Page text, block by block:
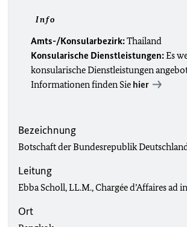
Info
Amts-/Konsularbezirk:Thailand
Konsularische Dienstleistungen:Es
konsularische Dienstleistungen
Informationen finden Sie hier
Bezeichnung
Botschaft der Bundesrepublik
Leitung
Ebba Scholl, LL.M.,Chargée d’Affaires ad
Ort